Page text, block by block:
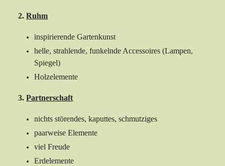
2.Ruhm
inspirierende Gartenkunst
helle, strahlende, funkelnde Accessoires (Lampen,
Spiegel)
Holzelemente
3.Partnerschaft
nichts störendes, kaputtes, schmutziges
paarweise Elemente
viel Freude
Erdelemente